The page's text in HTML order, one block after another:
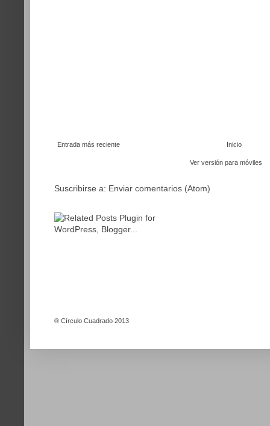
Entrada más reciente Inicio
Ver versión para móviles
Suscribirse a: Enviar comentarios (Atom)
® Círculo Cuadrado 2013